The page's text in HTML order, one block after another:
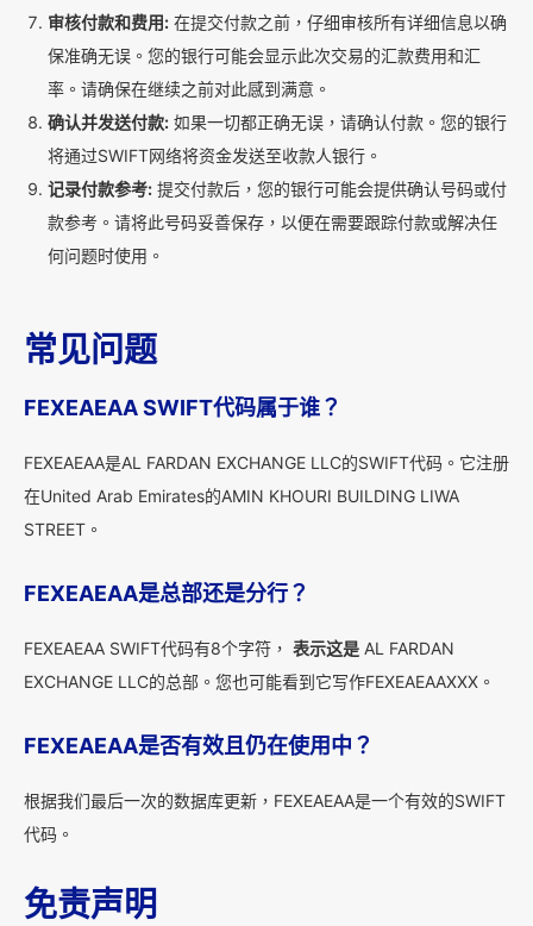
审核付款和费用: 在提交付款之前，仔细审核所有详细信息以确
保准确无误。您的银行可能会显示此次交易的汇款费用和汇
率。请确保在继续之前对此感到满意。
确认并发送付款: 如果一切都正确无误，请确认付款。您的银行
将通过SWIFT网络将资金发送至收款人银行。
记录付款参考: 提交付款后，您的银行可能会提供确认号码或付
款参考。请将此号码妥善保存，以便在需要跟踪付款或解决任
何问题时使用。
常见问题
FEXEAEAA SWIFT代码属于谁？
FEXEAEAA是AL FARDAN EXCHANGE LLC的SWIFT代码。它注册
在United Arab Emirates的AMIN KHOURI BUILDING LIWA
STREET。
FEXEAEAA是总部还是分行？
FEXEAEAA SWIFT代码有8个字符， 表示这是 AL FARDAN
EXCHANGE LLC的总部。您也可能看到它写作FEXEAEAAXXX。
FEXEAEAA是否有效且仍在使用中？
根据我们最后一次的数据库更新，FEXEAEAA是一个有效的SWIFT
代码。
免责声明